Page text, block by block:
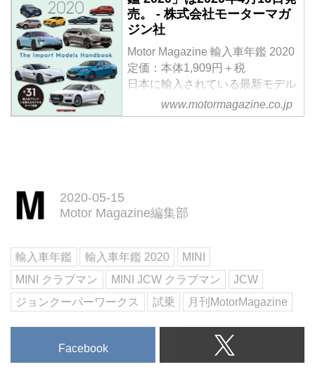
売。 - 株式会社モーターマガ
ジン社
Motor Magazine 輸入車年鑑 2020
定価：本体1,909円＋税
日本に輸入されている最新モデル
からまもなく導入されるモデルま
で全31ブランド完全網羅
1.ポルシェタイカン
3.BMW 2シリーズグランクーペ
／ MINI JCW クラブマン
4.アストンマーティンヴァンテー
ジ
5.アウディ A6 45 TFSI クワトロ
スポーツ...
www.motormagazine.co.jp
2020-05-15
Motor Magazine編集部
輸入車年鑑 輸入車年鑑 2020
MINI
MINI クラブマン
MINI JCW クラブマン
JCW
ジョンクーパーワークス
試乗 月刊MotorMagazine
Facebook